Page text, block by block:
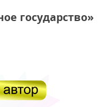
государство»